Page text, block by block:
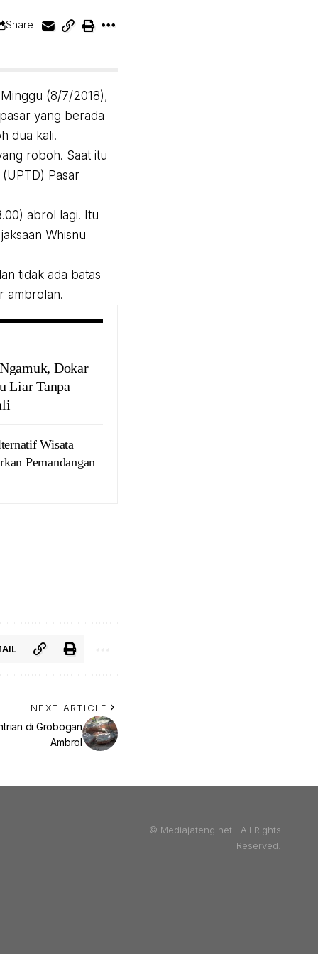
Share
(8/7/2018),
yang berada
dua kali.
roboh. Saat itu
Pasar
abrol lagi. Itu
Whisnu
tidak ada batas
ambrolan.
Dokar
Liar Tanpa
Wisata
Pemandangan
NEXT ARTICLE
di Grobogan
Ambrol
© Mediajateng.net. All Rights
Reserved.